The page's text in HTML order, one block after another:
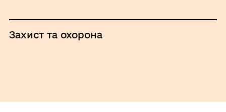
Захист та охорона